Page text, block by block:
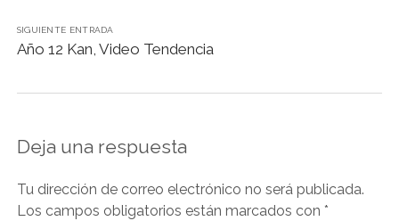
SIGUIENTE ENTRADA
Año 12 Kan, Video Tendencia
Deja una respuesta
Tu dirección de correo electrónico no será publicada.
Los campos obligatorios están marcados con *